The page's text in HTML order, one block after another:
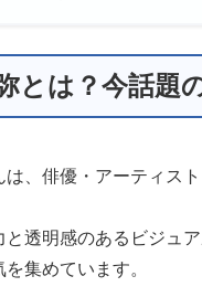
とは？今話題
は、俳優・アーティス
と透明感のあるビジュ
集めています。